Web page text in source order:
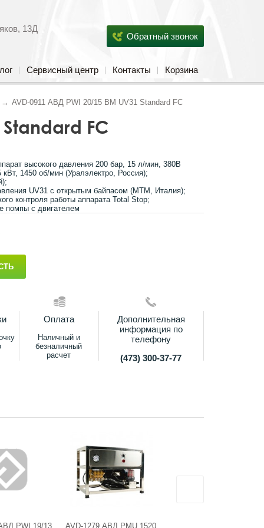
13Д
Обратный звонок
Сервисный центр Контакты Корзина
AVD-0911 АВД PWI 20/15 BM UV31 Standard FC
FC
высокого давления 200 бар, 15 л/мин, 380В
кВт, 1450 об/мин (Уралэлектро, Россия);
UV31 с открытым байпасом (MTM, Италия);
контроля работы аппарата Total Stop;
помпы с двигателем
Оплата
Наличный и
безналичный
расчет
Дополнительная
информация по
телефону
(473) 300-37-77
PWI 19/13
AVD-1279 АВД PMU 1520